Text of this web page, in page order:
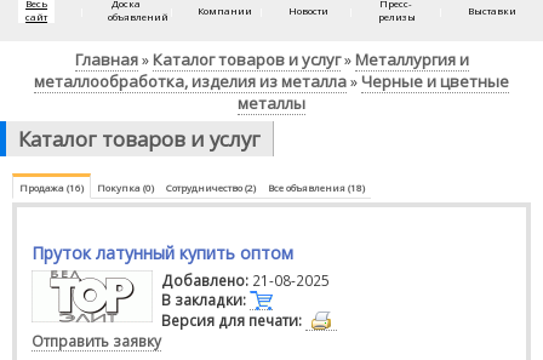
Весь
сайт
Доска
объявлений
Компании Новости
Пресс-
релизы
Выставки
Главная» Каталог товаров и услуг» Металлургия и
металлообработка, изделия из металла» Черные и цветные
металлы
Каталог товаров и услуг
Продажа (16) Покупка (0) Сотрудничество (2) Все объявления (18)
Пруток латунный купить оптом
Добавлено: 21-08-2025
В закладки:
Версия для печати:
Отправить заявку